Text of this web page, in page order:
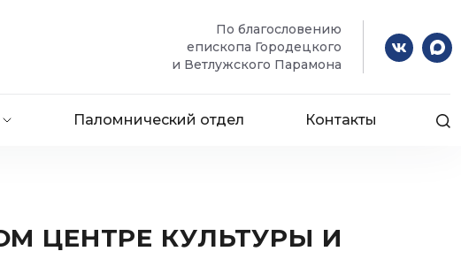
По благословению
епископа Городецкого
и Ветлужского Парамона
Паломнический отдел Контакты
ЦЕНТРЕ КУЛЬТУРЫ И